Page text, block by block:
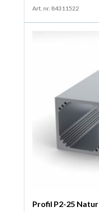
Art. nr. 84311522
Profil P2-25 Natur